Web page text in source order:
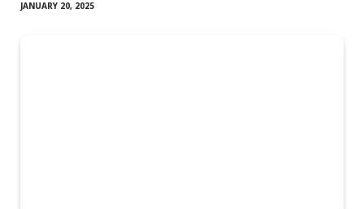
JANUARY 20, 2025